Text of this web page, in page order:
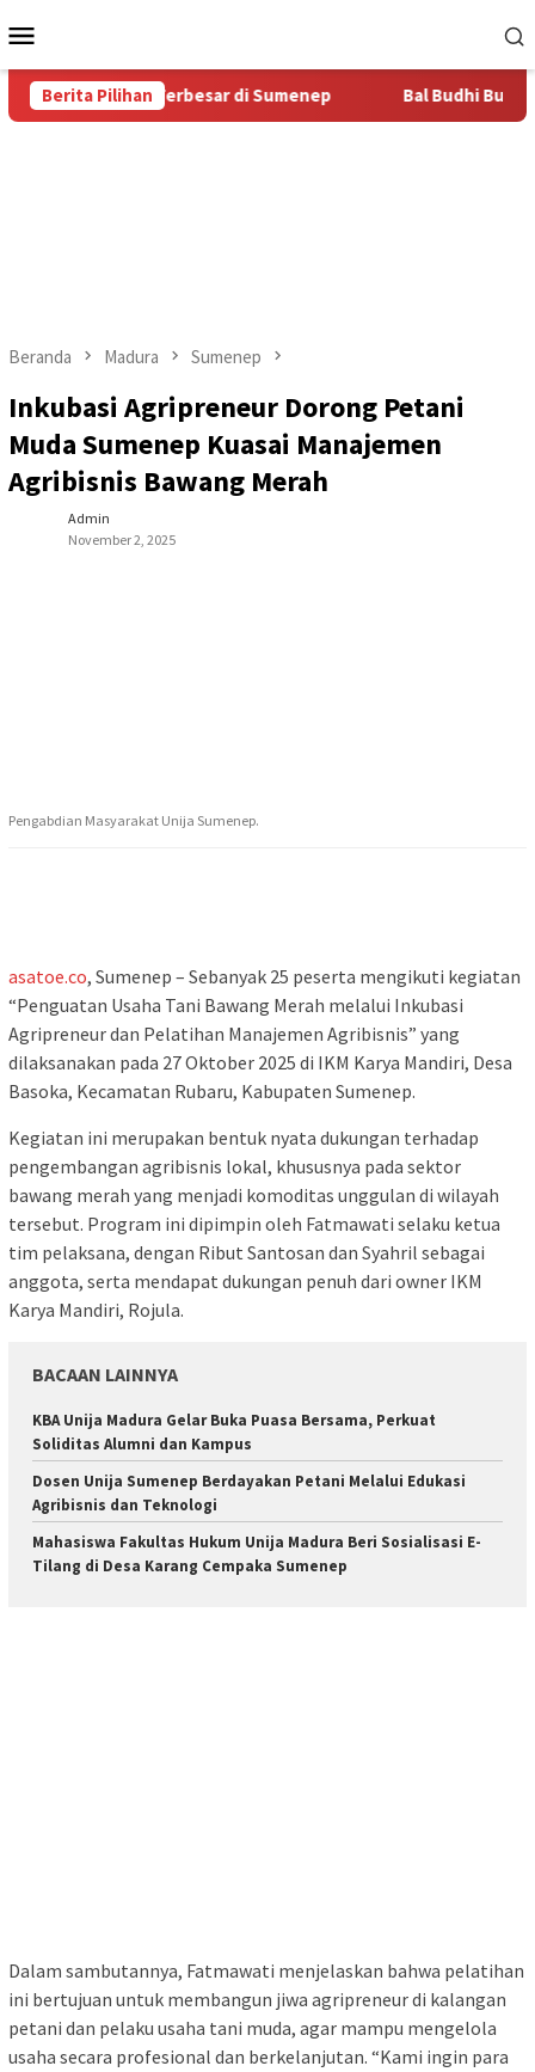
ke
Mobile
Berita Pilihan
Bal Budhi Terbesar di Sumenep Bal Budhi Bupati
Beranda Madura Sumenep
Inkubasi Agripreneur Dorong Petani
Muda Sumenep Kuasai Manajemen
Agribisnis Bawang Merah
Admin
November 2, 2025
Pengabdian Masyarakat Unija Sumenep.
asatoe.co, Sumenep – Sebanyak 25 peserta mengikuti kegiatan
“Penguatan Usaha Tani Bawang Merah melalui Inkubasi
Agripreneur dan Pelatihan Manajemen Agribisnis” yang
dilaksanakan pada 27 Oktober 2025 di IKM Karya Mandiri, Desa
Basoka, Kecamatan Rubaru, Kabupaten Sumenep.
Kegiatan ini merupakan bentuk nyata dukungan terhadap
pengembangan agribisnis lokal, khususnya pada sektor
bawang merah yang menjadi komoditas unggulan di wilayah
tersebut. Program ini dipimpin oleh Fatmawati selaku ketua
tim pelaksana, dengan Ribut Santosan dan Syahril sebagai
anggota, serta mendapat dukungan penuh dari owner IKM
Karya Mandiri, Rojula.
BACAAN LAINNYA
KBA Unija Madura Gelar Buka Puasa Bersama, Perkuat
Soliditas Alumni dan Kampus
Dosen Unija Sumenep Berdayakan Petani Melalui Edukasi
Agribisnis dan Teknologi
Mahasiswa Fakultas Hukum Unija Madura Beri Sosialisasi E-
Tilang di Desa Karang Cempaka Sumenep
Dalam sambutannya, Fatmawati menjelaskan bahwa pelatihan
ini bertujuan untuk membangun jiwa agripreneur di kalangan
petani dan pelaku usaha tani muda, agar mampu mengelola
usaha secara profesional dan berkelanjutan. “Kami ingin para